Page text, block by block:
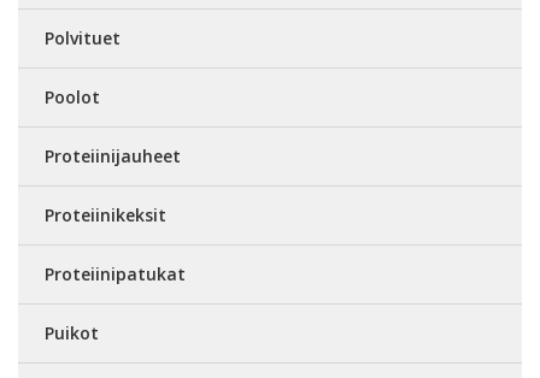
Polvituet
Poolot
Proteiinijauheet
Proteiinikeksit
Proteiinipatukat
Puikot